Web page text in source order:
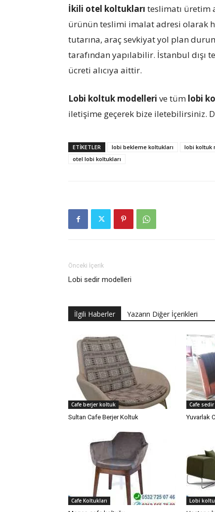
İkili otel koltukları teslimatı üretim
ürünün teslimi imalat adresi olarak
tutarına, araç sevkiyat yol plan
tarafından yapılabilir. İstanbul dışı
ücreti alıcıya aittir.
Lobi koltuk modelleri ve tüm lobi
iletişime geçerek bize iletebilirsiniz.
ETIKETLER lobi bekleme koltukları lobi koltuk
otel lobi koltukları
Önceki İçerik
Lobi sedir modelleri
İlgili Haberler Yazarın Diğer İçerikleri
Cafe berjer koltuk
Sultan Cafe Berjer Koltuk
Cafe
Yuvarlak
Cafe Koltukları Lobi